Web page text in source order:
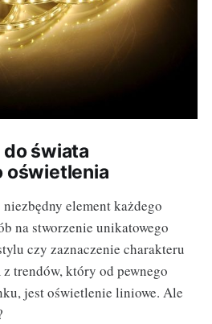
świata
oświetlenia
element każdego
na stworzenie unikatowego
czy zaznaczenie charakteru
trendów, który od pewnego
jest oświetlenie liniowe. Ale